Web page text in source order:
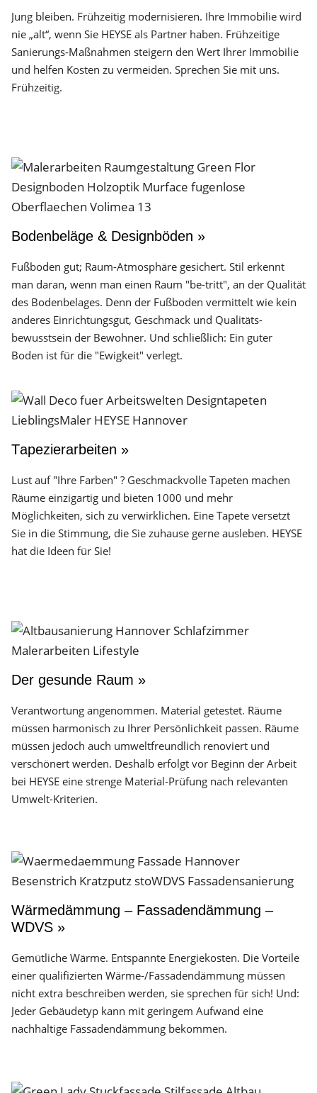
Jung bleiben. Frühzeitig modernisieren. Ihre Immobilie wird
nie „alt“, wenn Sie HEYSE als Partner haben. Frühzeitige
Sanierungs-Maßnahmen steigern den Wert Ihrer Immobilie
und helfen Kosten zu vermeiden. Sprechen Sie mit uns.
Frühzeitig.
Bodenbeläge & Designböden »
Fußboden gut; Raum-Atmosphäre gesichert. Stil erkennt
man daran, wenn man einen Raum "be-tritt", an der Qualität
des Boden­belages. Denn der Fuß­boden vermittelt wie kein
anderes Einrichtungs­gut, Geschmack und Qualitäts­
bewusstsein der Bewohner. Und schließlich: Ein guter
Boden ist für die "Ewigkeit" verlegt.
Tapezierarbeiten »
Lust auf "Ihre Farben" ? Geschmackvolle Tapeten machen
Räume einzigartig und bieten 1000 und mehr
Möglichkeiten, sich zu verwirklichen. Eine Tapete versetzt
Sie in die Stimmung, die Sie zuhause gerne ausleben. HEYSE
hat die Ideen für Sie!
Der gesunde Raum »
Verantwortung angenommen. Material getestet. Räume
müssen harmonisch zu Ihrer Persönlichkeit passen. Räume
müssen jedoch auch umweltfreundlich renoviert und
verschönert werden. Deshalb erfolgt vor Beginn der Arbeit
bei HEYSE eine strenge Material-Prüfung nach relevanten
Umwelt-Kriterien.
Wärmedämmung – Fassadendämmung –
WDVS »
Gemütliche Wärme. Entspannte Energiekosten. Die Vorteile
einer qualifizierten Wärme-/Fassadendämmung müssen
nicht extra beschreiben werden, sie sprechen für sich! Und:
Jeder Gebäudetyp kann mit geringem Aufwand eine
nachhaltige Fassadendämmung bekommen.